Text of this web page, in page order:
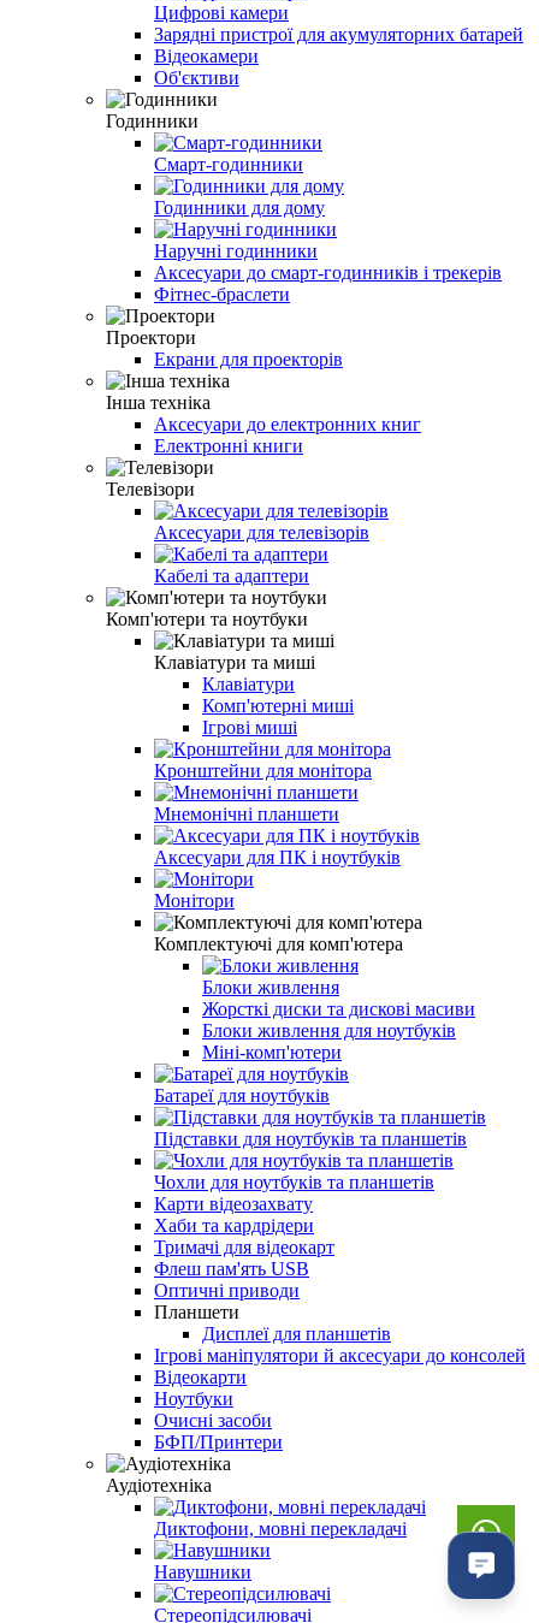
Цифрові камери
Зарядні пристрої для акумуляторних батарей
Відеокамери
Об'єктиви
Годинники
Смарт-годинники
Годинники для дому
Наручні годинники
Аксесуари до смарт-годинників і трекерів
Фітнес-браслети
Проектори
Екрани для проекторів
Інша техніка
Аксесуари до електронних книг
Електронні книги
Телевізори
Аксесуари для телевізорів
Кабелі та адаптери
Комп'ютери та ноутбуки
Клавіатури та миші
Клавіатури
Комп'ютерні миші
Ігрові миші
Кронштейни для монітора
Мнемонічні планшети
Аксесуари для ПК і ноутбуків
Монітори
Комплектуючі для комп'ютера
Блоки живлення
Жорсткі диски та дискові масиви
Блоки живлення для ноутбуків
Міні-комп'ютери
Батареї для ноутбуків
Підставки для ноутбуків та планшетів
Чохли для ноутбуків та планшетів
Карти відеозахвату
Хаби та кардрідери
Тримачі для відеокарт
Флеш пам'ять USB
Оптичні приводи
Планшети
Дисплеї для планшетів
Ігрові маніпулятори й аксесуари до консолей
Відеокарти
Ноутбуки
Очисні засоби
БФП/Принтери
Аудіотехніка
Диктофони, мовні перекладачі
Навушники
Стереопідсилювачі